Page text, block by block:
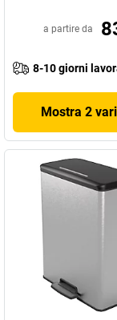
a partire da
8-10 giorni
Mostra 2